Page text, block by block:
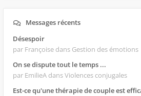
Messages récents
Désespoir
par Françoise dans Gestion des émotions
On se dispute tout le temps ...
par EmilieA dans Violences conjugales
Est-ce qu'une thérapie de couple est